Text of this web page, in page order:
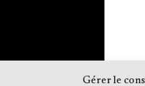
Gérer le